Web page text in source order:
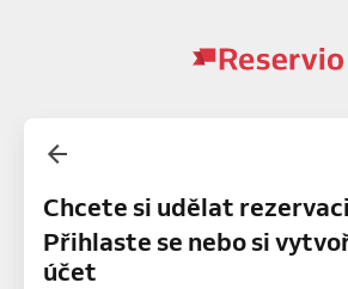
Chcete si udělat
Přihlaste se nebo si
účet